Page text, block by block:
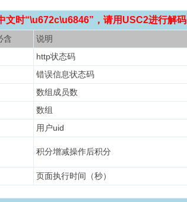
文时“\u672c\u6846”，请用USC2进行解码
含 说明
http状态码
错误信息状态码
数组成员数
数组
用户uid
积分增减操作后积分
页面执行时间（秒）